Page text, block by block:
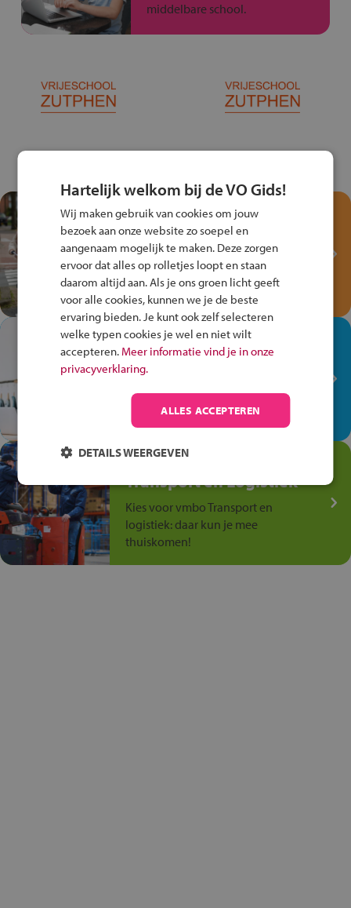
middelbare school.
Test je kennis met het
Fiets Veilig
Verkeersspel!
Speel het Fiets Veilig Verkeersspel
en win een Cortina-fiets!
In de winkel ben je op je
plek!
op de winkelvloer, waar elke dag
anders is!
Jouw talent in de
Transport en Logistiek
Kies voor vmbo Transport en
logistiek: daar kun je mee
thuiskomen!
Hartelijk welkom bij de VO Gids!
Wij maken gebruik van cookies om jouw
bezoek aan onze website zo soepel en
aangenaam mogelijk te maken. Deze zorgen
ervoor dat alles op rolletjes loopt en staan
daarom altijd aan. Als je ons groen licht geeft
voor alle cookies, kunnen we je de beste
ervaring bieden. Je kunt ook zelf selecteren
welke typen cookies je wel en niet wilt
accepteren. Meer informatie vind je in onze
privacyverklaring.
ALLES ACCEPTEREN
DETAILS WEERGEVEN